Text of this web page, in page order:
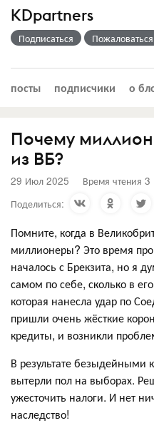
KDpartners
Подписаться Пожаловаться
посты подписчики о
Почему
из ВБ?
29 Июл 2025 Время чтения
Поделиться:
Помните, когда в
миллионеры? Это время
началось с Брекзита, но я
самом по себе, сколько в
которая нанесла удар по
пришли очень жёсткие
кредиты, и возникли
В результате безыдейными
вытерли пол на выборах.
ужесточить налоги. И нет
наследство!